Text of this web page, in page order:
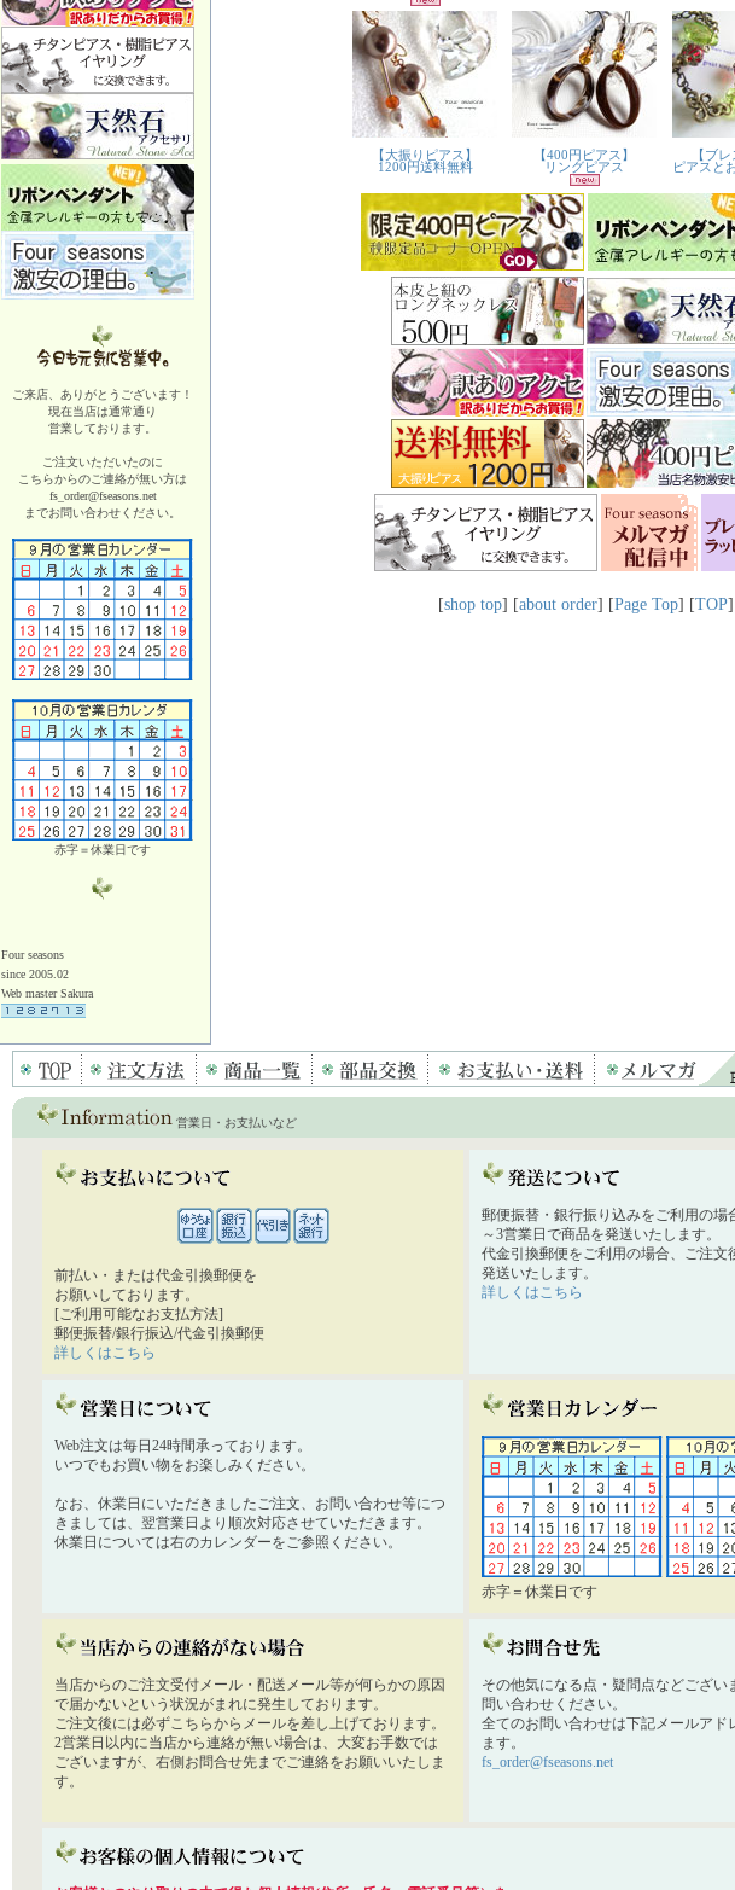
ご来店、ありがとうございます！
現在当店は通常通り
営業しております。
ご注文いただいたのに
こちらからのご連絡が無い方は
fs_order@fseasons.net
までお問い合わせください。
赤字＝休業日です
Four seasons
since 2005.02
Web master Sakura
[shop top] [about order] [Page Top] [TOP]
営業日・お支払いなど
前払い・または代金引換郵便を
お願いしております。
[ご利用可能なお支払方法]
郵便振替/銀行振込/代金引換郵便
詳しくはこちら
郵便振替・銀行振り込みをご利用の場
～3営業日で商品を発送いたします。
代金引換郵便をご利用の場合、ご注文
発送いたします。
詳しくはこちら
Web注文は毎日24時間承っております。
いつでもお買い物をお楽しみください。
なお、休業日にいただきましたご注文、お問い合わせ等につ
きましては、翌営業日より順次対応させていただきます。
休業日については右のカレンダーをご参照ください。
赤字＝休業日です
当店からのご注文受付メール・配送メール等が何らかの原因
で届かないという状況がまれに発生しております。
ご注文後には必ずこちらからメールを差し上げております。
2営業日以内に当店から連絡が無い場合は、大変お手数では
ございますが、右側お問合せ先までご連絡をお願いいたしま
す。
その他気になる点・疑問点などござい
問い合わせください。
全てのお問い合わせは下記メールアド
ます。
fs_order@fseasons.net